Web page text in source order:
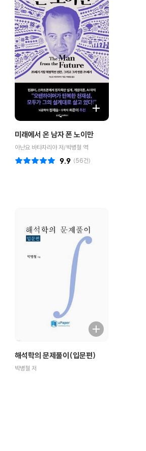
미래에서 온 남자 폰 노이만
아난요 바타차리야 저/박병철 역
(56건)
9.9
해석학의 문제풀이(입문편)
박병철 저